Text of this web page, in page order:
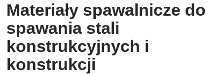
Materiały spawalnicze do
spawania stali
konstrukcyjnych i
konstrukcji